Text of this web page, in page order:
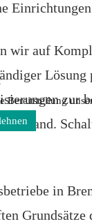
wir auf
zur
in Hand.
in
Bereitstellung